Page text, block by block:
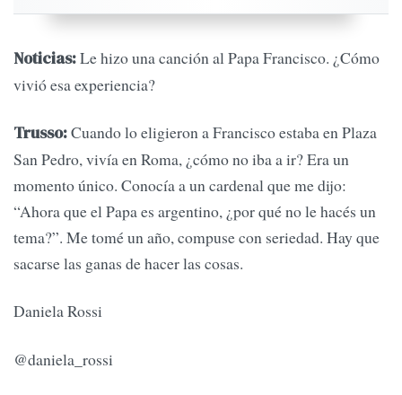
Noticias:Le hizo una canción al Papa Francisco. ¿Cómo
vivió esa experiencia?
Trusso:Cuando lo eligieron a Francisco estaba en Plaza
San Pedro, vivía en Roma, ¿cómo no iba a ir? Era un
momento único. Conocía a un cardenal que me dijo:
“Ahora que el Papa es argentino, ¿por qué no le hacés un
tema?”. Me tomé un año, compuse con seriedad. Hay que
sacarse las ganas de hacer las cosas.
Daniela Rossi
@daniela_rossi